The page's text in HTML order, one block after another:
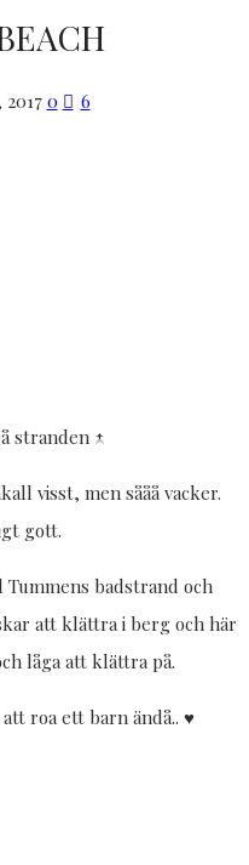
0 6
stranden ↑
visst, men sååå vacker.
gott.
badstrand och
att klättra i berg och här
låga att klättra på.
roa ett barn ändå.. ♥